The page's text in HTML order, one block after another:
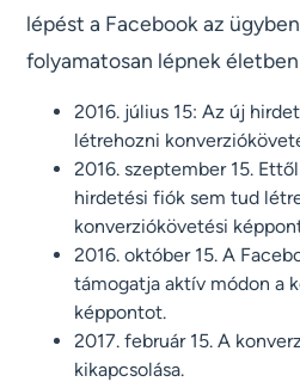
lépést a Facebook az
folyamatosan lépnek
2016. július 15: Az új
létrehozni
2016. szeptember 15.
hirdetési fiók sem tud
konverziókövetési
2016. október 15. A
támogatja aktív módon a
képpontot.
2017. február 15. A
kikapcsolása.